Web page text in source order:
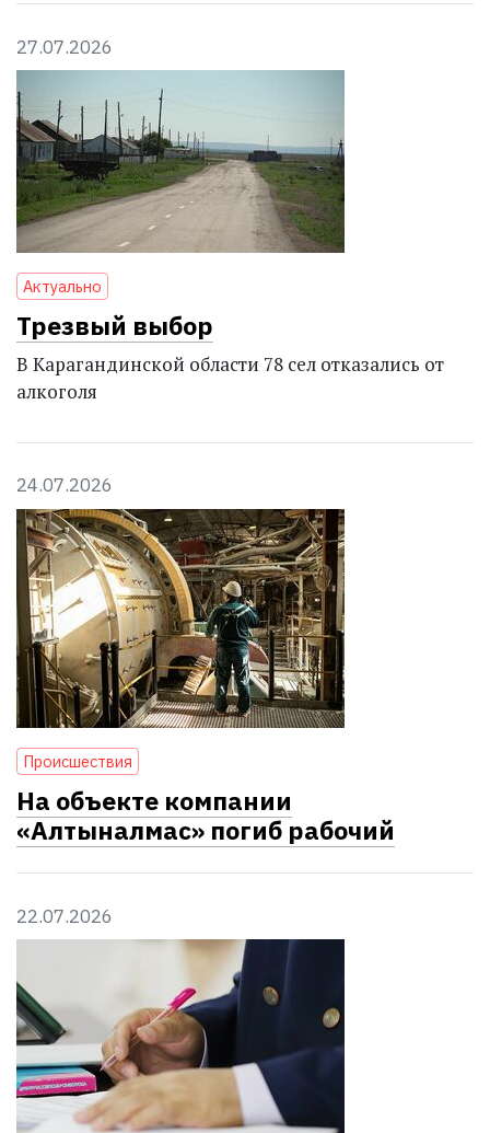
27.07.2026
Актуально
Трезвый выбор
В Карагандинской области 78 сел отказались от
алкоголя
24.07.2026
Проиcшествия
На объекте компании
«Алтыналмас» погиб рабочий
22.07.2026